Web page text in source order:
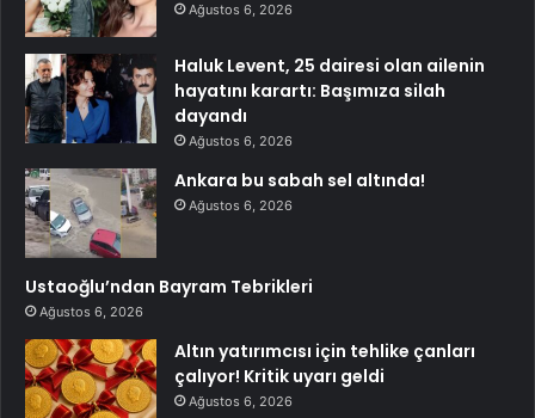
Ağustos 6, 2026
Haluk Levent, 25 dairesi olan ailenin
hayatını karartı: Başımıza silah
dayandı
Ağustos 6, 2026
Ankara bu sabah sel altında!
Ağustos 6, 2026
Ustaoğlu’ndan Bayram Tebrikleri
Ağustos 6, 2026
Altın yatırımcısı için tehlike çanları
çalıyor! Kritik uyarı geldi
Ağustos 6, 2026